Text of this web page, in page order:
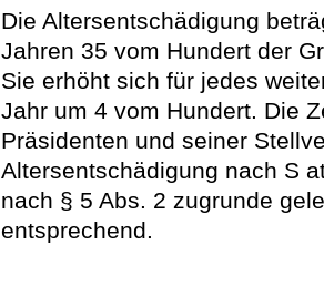
Die Altersentschädigung
Jahren 35 vom Hundert der
Sie erhöht sich für jedes
Jahr um 4 vom Hundert. Die
Präsidenten und seiner
Altersentschädigung nach S
nach § 5 Abs. 2 zugrunde
entsprechend.